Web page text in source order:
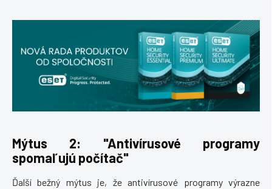
Mýtus 2: "Antivírusové programy
spomaľujú počítač"
Ďalší bežný mýtus je, že antivírusové programy výrazne